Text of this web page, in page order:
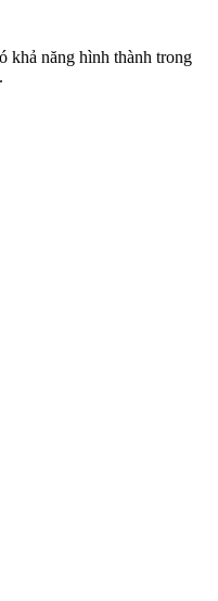
khả năng hình thành trong